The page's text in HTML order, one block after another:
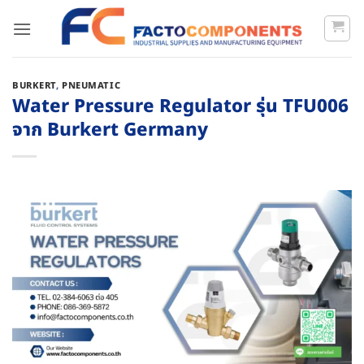
BURKERT, PNEUMATIC
Water Pressure Regulator รุ่น TFU006
จาก Burkert Germany